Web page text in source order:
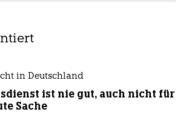
in Deutschland
ist nie gut, auch nicht für
Sache